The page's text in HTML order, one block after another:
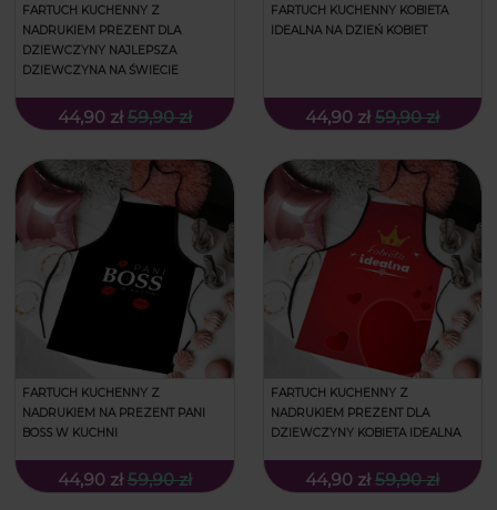
FARTUCH KUCHENNY Z
NADRUKIEM PREZENT DLA
DZIEWCZYNY NAJLEPSZA
DZIEWCZYNA NA ŚWIECIE
44,90 zł 59,90 zł
FARTUCH KUCHENNY KOBIETA
IDEALNA NA DZIEŃ KOBIET
44,90 zł 59,90 zł
FARTUCH KUCHENNY Z
NADRUKIEM NA PREZENT PANI
BOSS W KUCHNI
44,90 zł 59,90 zł
FARTUCH KUCHENNY Z
NADRUKIEM PREZENT DLA
DZIEWCZYNY KOBIETA IDEALNA
44,90 zł 59,90 zł